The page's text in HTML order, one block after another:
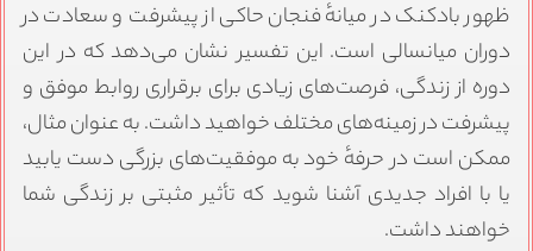
ظهور بادکنک در میانهٔ فنجان حاکی از پیشرفت و سعادت در
دوران میانسالی است. این تفسیر نشان می‌دهد که در این
دوره از زندگی، فرصت‌های زیادی برای برقراری روابط موفق و
پیشرفت در زمینه‌های مختلف خواهید داشت. به عنوان مثال،
ممکن است در حرفهٔ خود به موفقیت‌های بزرگی دست یابید
یا با افراد جدیدی آشنا شوید که تأثیر مثبتی بر زندگی شما
خواهند داشت.